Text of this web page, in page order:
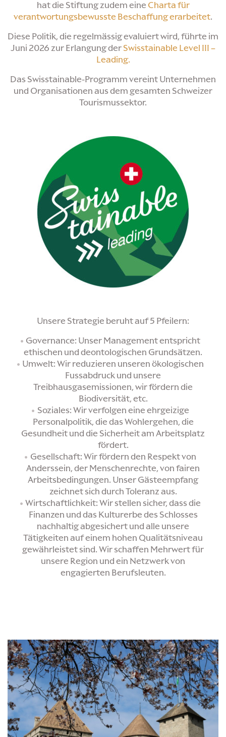
hat die Stiftung zudem eine Charta für
verantwortungsbewusste Beschaffung erarbeitet.
Diese Politik, die regelmässig evaluiert wird, führte im
Juni 2026 zur Erlangung der Swisstainable Level III –
Leading.
Das Swisstainable-Programm vereint Unternehmen
und Organisationen aus dem gesamten Schweizer
Tourismussektor.
Unsere Strategie beruht auf 5 Pfeilern:
Governance: Unser Management entspricht
ethischen und deontologischen Grundsätzen.
Umwelt: Wir reduzieren unseren ökologischen
Fussabdruck und unsere
Treibhausgasemissionen, wir fördern die
Biodiversität, etc.
Soziales: Wir verfolgen eine ehrgeizige
Personalpolitik, die das Wohlergehen, die
Gesundheit und die Sicherheit am Arbeitsplatz
fördert.
Gesellschaft: Wir fördern den Respekt von
Anderssein, der Menschenrechte, von fairen
Arbeitsbedingungen. Unser Gästeempfang
zeichnet sich durch Toleranz aus.
Wirtschaftlichkeit: Wir stellen sicher, dass die
Finanzen und das Kulturerbe des Schlosses
nachhaltig abgesichert und alle unsere
Tätigkeiten auf einem hohen Qualitätsniveau
gewährleistet sind. Wir schaffen Mehrwert für
unsere Region und ein Netzwerk von
engagierten Berufsleuten.